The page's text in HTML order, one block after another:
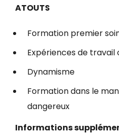
ATOUTS
Formation premier
Expériences de travail
Dynamisme
Formation dans le
dangereux
Informations